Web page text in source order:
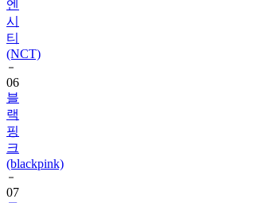
티
(NCT)
06
블
랙
핑
크
(blackpink)
07
투
어